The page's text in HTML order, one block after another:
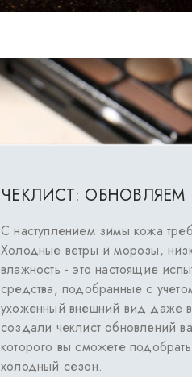
ЧЕКЛИСТ:
С наступлением зимы кожа
Холодные ветры и морозы,
влажность - это настоящие
средства, подобранные с
ухоженный внешний вид даже
создали чеклист обновлений
которого вы сможете
холодный сезон.